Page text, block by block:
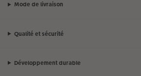
Mode de livraison
Qualité et sécurité
Développement durable